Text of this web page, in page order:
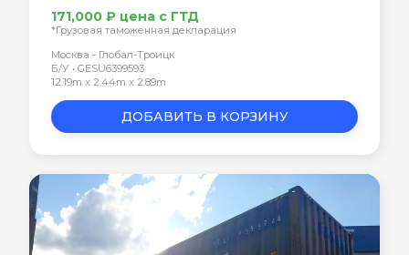
171,000 ₽ цена с ГТД
*Грузовая таможенная декларация
Москва - Глобал-Троицк
Б/У • GESU6399593
12.19m x 2.44m x 2.89m
ДОБАВИТЬ В КОРЗИНУ